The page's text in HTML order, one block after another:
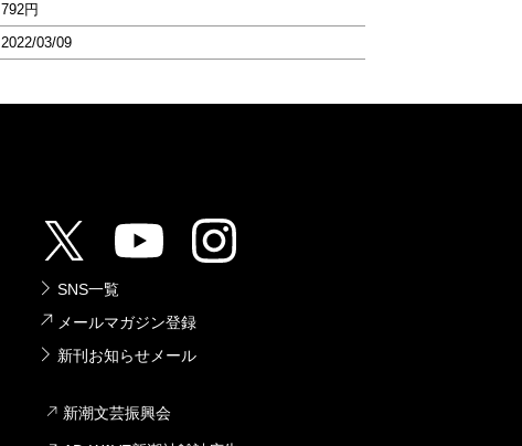
792円
2022/03/09
SNS一覧
メールマガジン登録
新刊お知らせメール
新潮文芸振興会